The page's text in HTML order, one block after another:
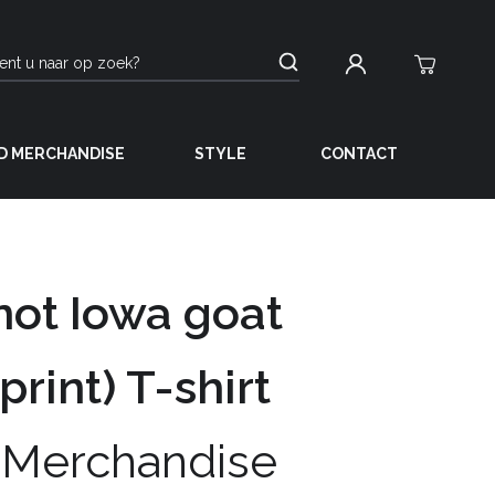
MERCHANDISE STYLE CONTACT
Iowa goat
T-shirt